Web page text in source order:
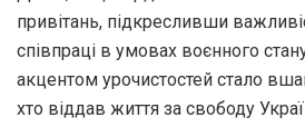
привітань, підкресливши
співпраці в умовах воєнного
акцентом урочистостей стало
хто віддав життя за свободу